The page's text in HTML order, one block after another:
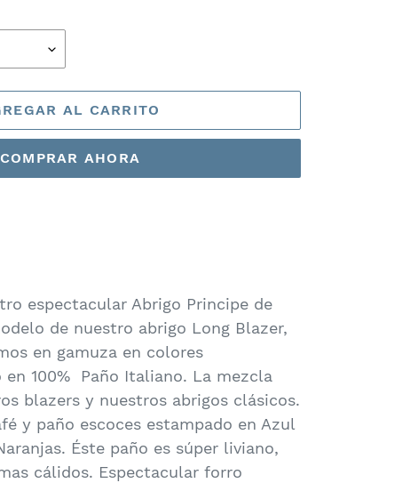
AL CARRITO
COMPRAR AHORA
espectacular Abrigo Principe de
de nuestro abrigo Long Blazer,
en gamuza en colores
100% Paño Italiano. La mezcla
blazers y nuestros abrigos clásicos.
y paño escoces estampado en Azul
Éste paño es súper liviano,
cálidos. Espectacular forro